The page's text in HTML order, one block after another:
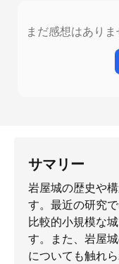
まだ感想はあり
サマリー
岩屋城の歴史や
す。最近の研究
比較的小規模な
す。また、岩屋
についても触れ